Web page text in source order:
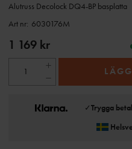
Alutruss Decolock DQ4-BP basplatta
Art nr: 6030176M
1 169 kr
✓Trygga